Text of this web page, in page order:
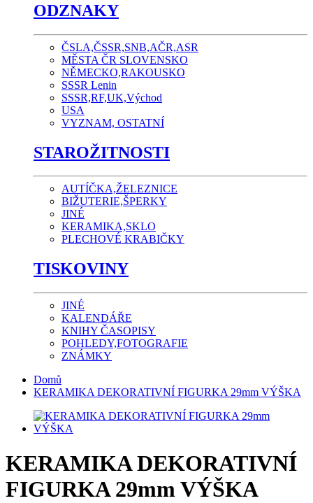
ODZNAKY
ČSLA,ČSSR,SNB,AČR,ASR
MĚSTA ČR SLOVENSKO
NĚMECKO,RAKOUSKO
SSSR Lenin
SSSR,RF,UK,Východ
USA
VYZNAM, OSTATNÍ
STAROŽITNOSTI
AUTÍČKA,ŽELEZNICE
BIŽUTERIE,ŠPERKY
JINÉ
KERAMIKA,SKLO
PLECHOVÉ KRABIČKY
TISKOVINY
JINÉ
KALENDÁŘE
KNIHY ČASOPISY
POHLEDY,FOTOGRAFIE
ZNÁMKY
Domů
KERAMIKA DEKORATIVNÍ FIGURKA 29mm VÝŠKA
KERAMIKA DEKORATIVNÍ
FIGURKA 29mm VÝŠKA